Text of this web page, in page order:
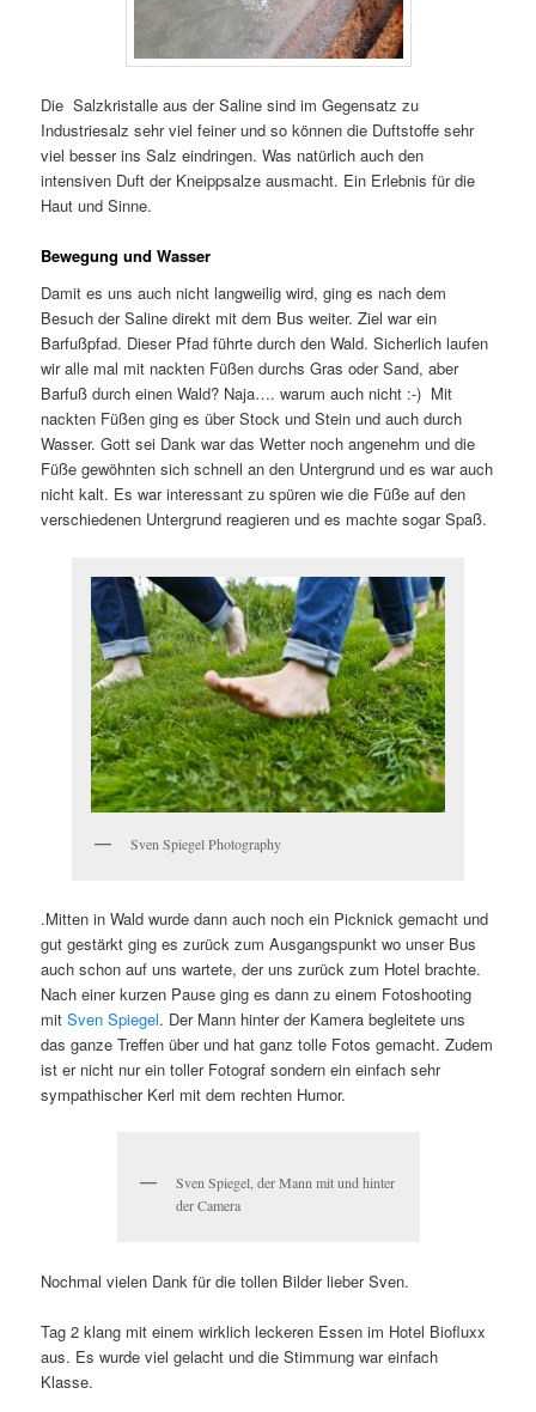
Die Salzkristalle aus der Saline sind im Gegensatz zu
Industriesalz sehr viel feiner und so können die Duftstoffe sehr
viel besser ins Salz eindringen. Was natürlich auch den
intensiven Duft der Kneippsalze ausmacht. Ein Erlebnis für die
Haut und Sinne.
Bewegung und Wasser
Damit es uns auch nicht langweilig wird, ging es nach dem
Besuch der Saline direkt mit dem Bus weiter. Ziel war ein
Barfußpfad. Dieser Pfad führte durch den Wald. Sicherlich laufen
wir alle mal mit nackten Füßen durchs Gras oder Sand, aber
Barfuß durch einen Wald? Naja…. warum auch nicht :-) Mit
nackten Füßen ging es über Stock und Stein und auch durch
Wasser. Gott sei Dank war das Wetter noch angenehm und die
Füße gewöhnten sich schnell an den Untergrund und es war auch
nicht kalt. Es war interessant zu spüren wie die Füße auf den
verschiedenen Untergrund reagieren und es machte sogar Spaß.
Sven Spiegel Photography
.Mitten in Wald wurde dann auch noch ein Picknick gemacht und
gut gestärkt ging es zurück zum Ausgangspunkt wo unser Bus
auch schon auf uns wartete, der uns zurück zum Hotel brachte.
Nach einer kurzen Pause ging es dann zu einem Fotoshooting
mitSven Spiegel. Der Mann hinter der Kamera begleitete uns
das ganze Treffen über und hat ganz tolle Fotos gemacht. Zudem
ist er nicht nur ein toller Fotograf sondern ein einfach sehr
sympathischer Kerl mit dem rechten Humor.
Sven Spiegel, der Mann mit und hinter
der Camera
Nochmal vielen Dank für die tollen Bilder lieber Sven.
Tag 2 klang mit einem wirklich leckeren Essen im Hotel Biofluxx
aus. Es wurde viel gelacht und die Stimmung war einfach
Klasse.